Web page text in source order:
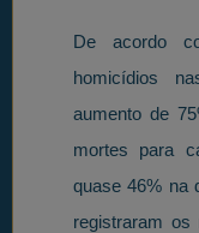
De acordo
homicídios
aumento de
mortes para
quase 46% na
registraram